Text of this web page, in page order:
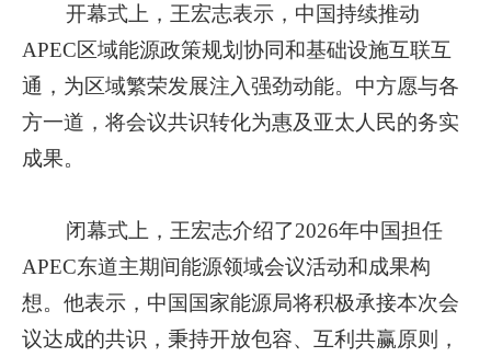
开幕式上，王宏志表示，中国持续推动
APEC区域能源政策规划协同和基础设施互联互
通，为区域繁荣发展注入强劲动能。中方愿与各
方一道，将会议共识转化为惠及亚太人民的务实
成果。
闭幕式上，王宏志介绍了2026年中国担任
APEC东道主期间能源领域会议活动和成果构
想。他表示，中国国家能源局将积极承接本次会
议达成的共识，秉持开放包容、互利共赢原则，